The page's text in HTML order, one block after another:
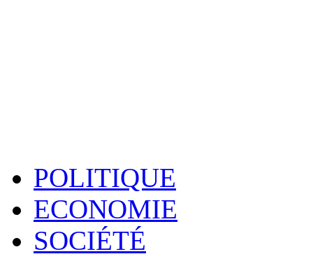
POLITIQUE
ECONOMIE
SOCIÉTÉ